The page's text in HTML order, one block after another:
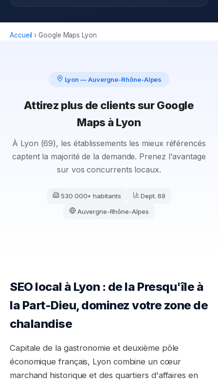
Accueil ›Google Maps Lyon
Lyon —Auvergne-Rhône-Alpes
Attirez plus de clients sur Google
Maps à Lyon
À Lyon (69), les établissements les mieux référencés
captent la majorité de la demande. Prenez l'avantage
sur vos concurrents locaux.
530 000+ habitants Dept. 69
Auvergne-Rhône-Alpes
SEO local à Lyon : de la Presqu'île à
la Part-Dieu, dominez votre zone de
chalandise
Capitale de la gastronomie et deuxième pôle
économique français, Lyon combine un cœur
marchand historique et des quartiers d'affaires en